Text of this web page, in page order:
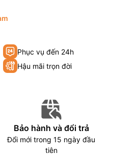
Phục vụ đến 24h
Hậu mãi trọn đời
Bảo hành và đổi trả
Đổi mới trong 15 ngày đầu
tiên